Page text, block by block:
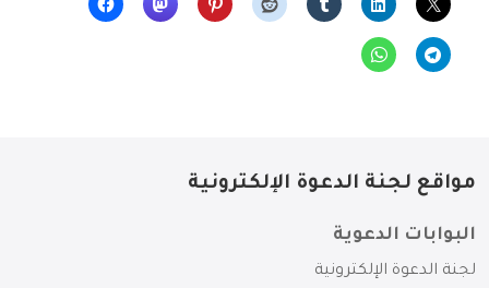
مواقع لجنة الدعوة الإلكترونية
البوابات الدعوية
لجنة الدعوة الإلكترونية